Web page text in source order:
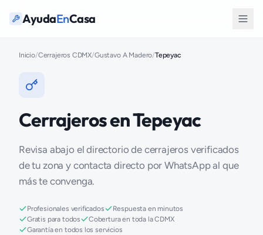
AyudaEnCasa
Inicio/Cerrajeros CDMX/Gustavo A Madero/Tepeyac
Cerrajeros en Tepeyac
Revisa abajo el directorio de cerrajeros verificados
de tu zona y contacta directo por WhatsApp al que
más te convenga.
Profesionales verificados
Respuesta en minutos
Gratis para todos
Cobertura en toda la CDMX
Garantía en todos los servicios